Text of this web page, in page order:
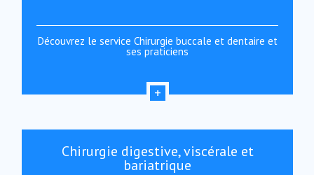
Découvrez le service Chirurgie buccale et dentaire et
ses praticiens
Chirurgie digestive, viscérale et
bariatrique